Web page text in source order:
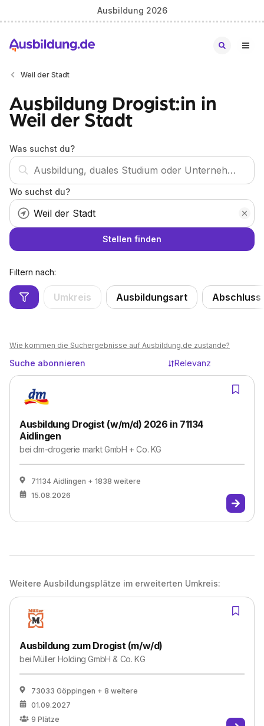
Ausbildung 2026
Weil der Stadt
Ausbildung Drogist:in in
Weil der Stadt
Was suchst du?
Wo suchst du?
Stellen finden
Filtern nach:
Umkreis Ausbildungsart Abschluss
Wie kommen die Suchergebnisse auf Ausbildung.de zustande?
Suche abonnieren Relevanz
Ausbildung Drogist (w/m/d) 2026 in 71134
Aidlingen
beidm-drogerie markt GmbH + Co. KG
71134 Aidlingen + 1838 weitere
15.08.2026
Weitere Ausbildungsplätze im erweiterten Umkreis:
Ausbildung zum Drogist (m/w/d)
beiMüller Holding GmbH & Co. KG
73033 Göppingen + 8 weitere
01.09.2027
9 Plätze